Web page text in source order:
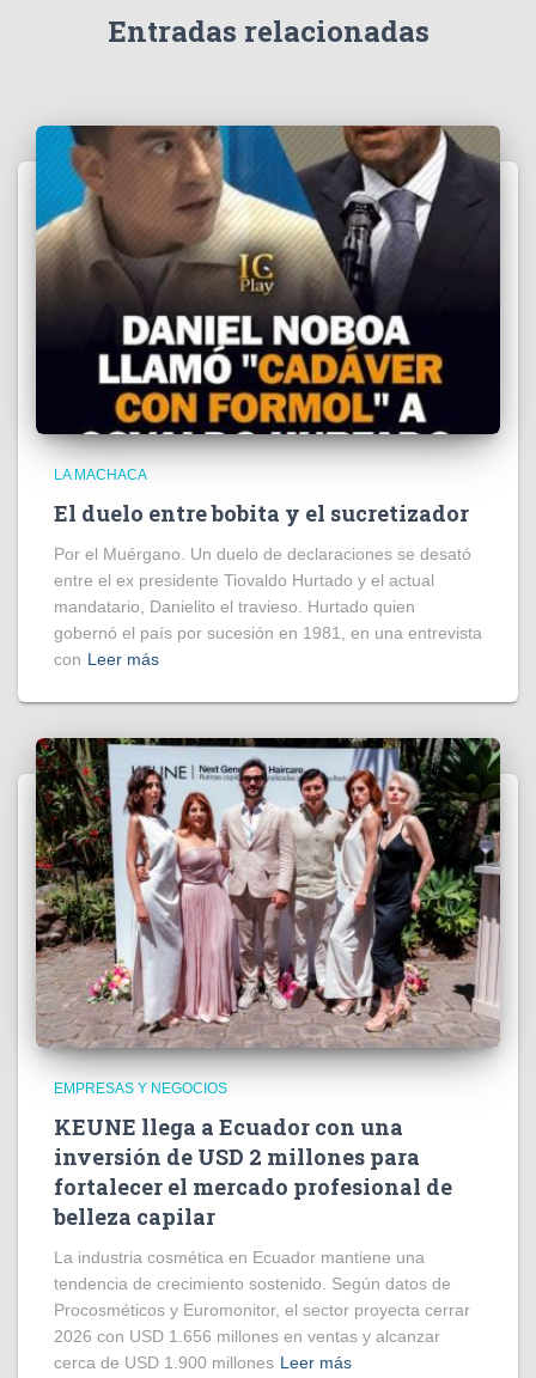
Entradas relacionadas
LA MACHACA
El duelo entre bobita y el sucretizador
Por el Muérgano. Un duelo de declaraciones se desató
entre el ex presidente Tiovaldo Hurtado y el actual
mandatario, Danielito el travieso. Hurtado quien
gobernó el país por sucesión en 1981, en una entrevista
con Leer más
EMPRESAS Y NEGOCIOS
KEUNE llega a Ecuador con una
inversión de USD 2 millones para
fortalecer el mercado profesional de
belleza capilar
La industria cosmética en Ecuador mantiene una
tendencia de crecimiento sostenido. Según datos de
Procosméticos y Euromonitor, el sector proyecta cerrar
2026 con USD 1.656 millones en ventas y alcanzar
cerca de USD 1.900 millones Leer más